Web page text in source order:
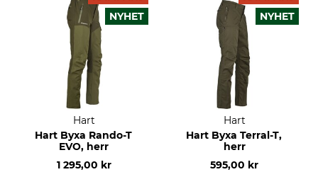
NYHET
Hart
Hart Byxa Rando-T
EVO, herr
1 295,00 kr
NYHET
Hart
Hart Byxa Terral-T,
herr
595,00 kr